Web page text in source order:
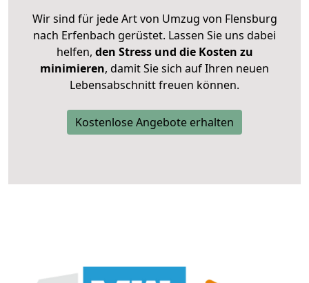
Wir sind für jede Art von Umzug von Flensburg
nach Erfenbach gerüstet. Lassen Sie uns dabei
helfen, den Stress und die Kosten zu
minimieren, damit Sie sich auf Ihren neuen
Lebensabschnitt freuen können.
Kostenlose Angebote erhalten